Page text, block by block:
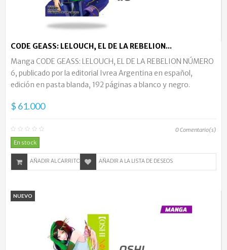
CODE GEASS: LELOUCH, EL DE LA REBELION...
Manga CODE GEASS: LELOUCH, EL DE LA REBELION NÚMERO
6, publicado por la editorial Ivrea Argentina en español,
edición en pasta blanda, 192 páginas a blanco y negro.
$ 61.000
0Comentario(s)
En stock
AÑADIR AL CARRITO AÑADIR A LA LISTA DE DESEOS
NUEVO